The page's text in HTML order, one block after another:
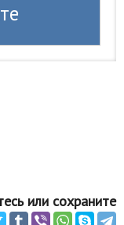
или сохраните